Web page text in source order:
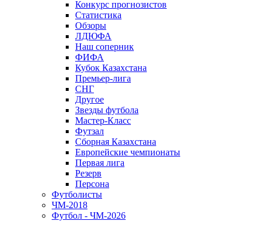
Конкурс прогнозистов
Статистика
Обзоры
ЛДЮФА
Наш соперник
ФИФА
Кубок Казахстана
Премьер-лига
СНГ
Другое
Звезды футбола
Мастер-Класс
Футзал
Сборная Казахстана
Европейские чемпионаты
Первая лига
Резерв
Персона
Футболисты
ЧМ-2018
Футбол - ЧМ-2026